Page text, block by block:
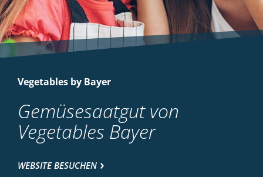
Vegetables by Bayer
Gemüsesaatgut von
Vegetables Bayer
WEBSITE BESUCHEN